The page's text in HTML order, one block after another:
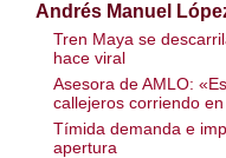
Andrés Manuel
Tren Maya se
hace viral
Asesora de AMLO:
callejeros corriendo en
Tímida demanda e
apertura